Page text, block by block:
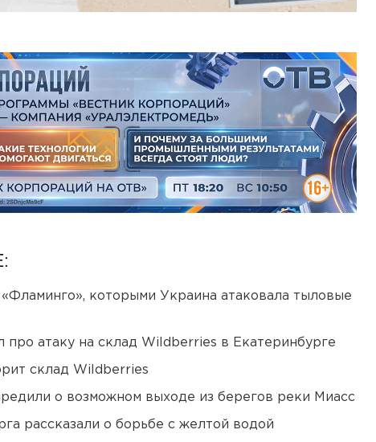
которыми Украина атаковала тыловые
про атаку на склад Wildberries в Екатеринбурге
склад Wildberries
о возможном выходе из берегов реки Миасс
рассказали о борьбе с желтой водой